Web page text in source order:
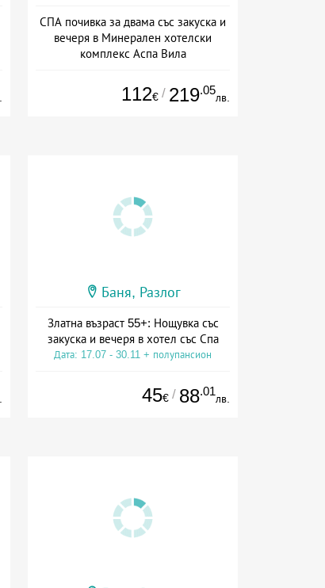
СПА почивка за двама със закуска и
вечеря в Минерален хотелски
комплекс Аспа Вила
112€ / 219.05
лв.
Баня, Разлог
Златна възраст 55+: Нощувка със
закуска и вечеря в хотел със Спа
Дата: 17.07 - 30.11 + полупансион
45€ / 88.01
лв.